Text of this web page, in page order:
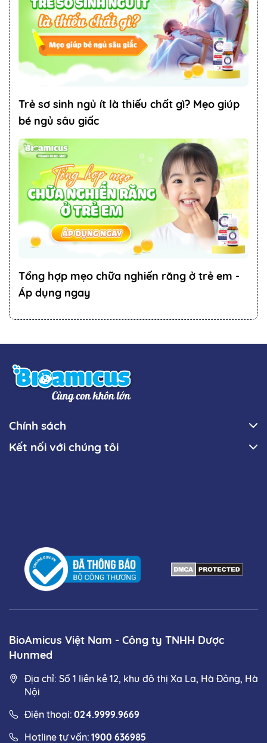
Trẻ sơ sinh ngủ ít là thiếu chất gì? Mẹo giúp
bé ngủ sâu giấc
Tổng hợp mẹo chữa nghiến răng ở trẻ em -
Áp dụng ngay
BioAmicus Việt Nam - Công ty TNHH Dược
Hunmed
Địa chỉ: Số 1 liền kề 12, khu đô thị Xa La, Hà Đông, Hà
Nội
Điện thoại: 024.9999.9669
Hotline tư vấn: 1900 636985
Chính sách
Kết nối với chúng tôi